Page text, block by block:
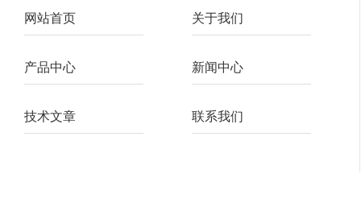
网站首页 关于我们
产品中心 新闻中心
技术文章 联系我们